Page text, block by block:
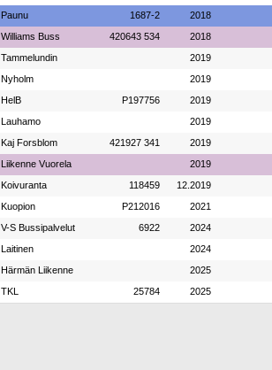
Paunu 1687-2 2018
Williams Buss 420643 534 2018
Tammelundin 2019
Nyholm 2019
HelB P197756 2019
Lauhamo 2019
Kaj Forsblom 421927 341 2019
Liikenne Vuorela 2019
Koivuranta 118459 12.2019
Kuopion P212016 2021
V-S Bussipalvelut 6922 2024
Laitinen 2024
Härmän Liikenne 2025
TKL 25784 2025